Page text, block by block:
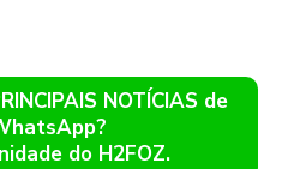
NOTÍCIAS de
do H2FOZ.